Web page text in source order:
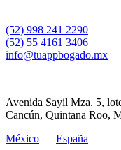
(52) 998 241 2290
(52) 55 4161 3406
info@tuappbogado.mx
Avenida Sayil Mza. 5,
Cancún, Quintana Roo,
México – España